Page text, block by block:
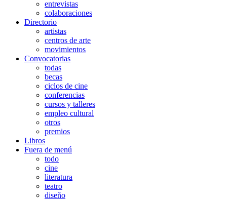
entrevistas
colaboraciones
Directorio
artistas
centros de arte
movimientos
Convocatorias
todas
becas
ciclos de cine
conferencias
cursos y talleres
empleo cultural
otros
premios
Libros
Fuera de menú
todo
cine
literatura
teatro
diseño